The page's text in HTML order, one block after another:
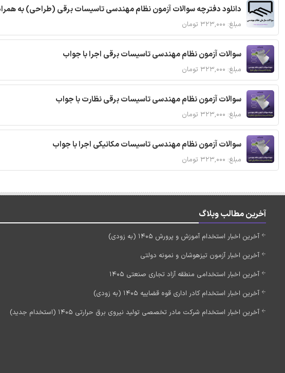
دانلود دفترچه سوالات آزمون نظام مهندسی تاسیسات برقی (طراحی) به
مبلغ: ۳۲۳,۰۰۰ تومان
سوالات آزمون نظام مهندسی تاسیسات برقی اجرا با جواب
مبلغ: ۳۲۳,۰۰۰ تومان
سوالات آزمون نظام مهندسی تاسیسات برقی نظارت با جواب
مبلغ: ۳۲۳,۰۰۰ تومان
سوالات آزمون نظام مهندسی تاسیسات مکانیکی اجرا با جواب
مبلغ: ۳۲۳,۰۰۰ تومان
آخرین مطالب وبلاگ
آخرین اخبار استخدام آموزش و پرورش 1405 (به زودی)
آخرین اخبار آزمون تیزهوشان و نمونه دولتی
آخرین اخبار استخدامی منطقه آزاد تجاری صنعتی 1405
آخرین اخبار استخدام کادر اداری قوه قضاییه 1405 (به زودی)
آخرین اخبار استخدام شرکت مادر تخصصی تولید نیروی برق حرارتی 1405 (استخدام جدید)